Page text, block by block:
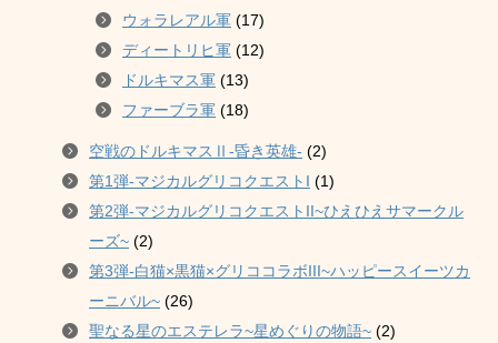
ウォラレアル軍 (17)
ディートリヒ軍 (12)
ドルキマス軍 (13)
ファーブラ軍 (18)
空戦のドルキマスⅡ-昏き英雄- (2)
第1弾-マジカルグリコクエストI (1)
第2弾-マジカルグリコクエストII~ひえひえサマークル
ーズ~ (2)
第3弾-白猫×黒猫×グリココラボIII~ハッピースイーツカ
ーニバル~ (26)
聖なる星のエステレラ~星めぐりの物語~ (2)